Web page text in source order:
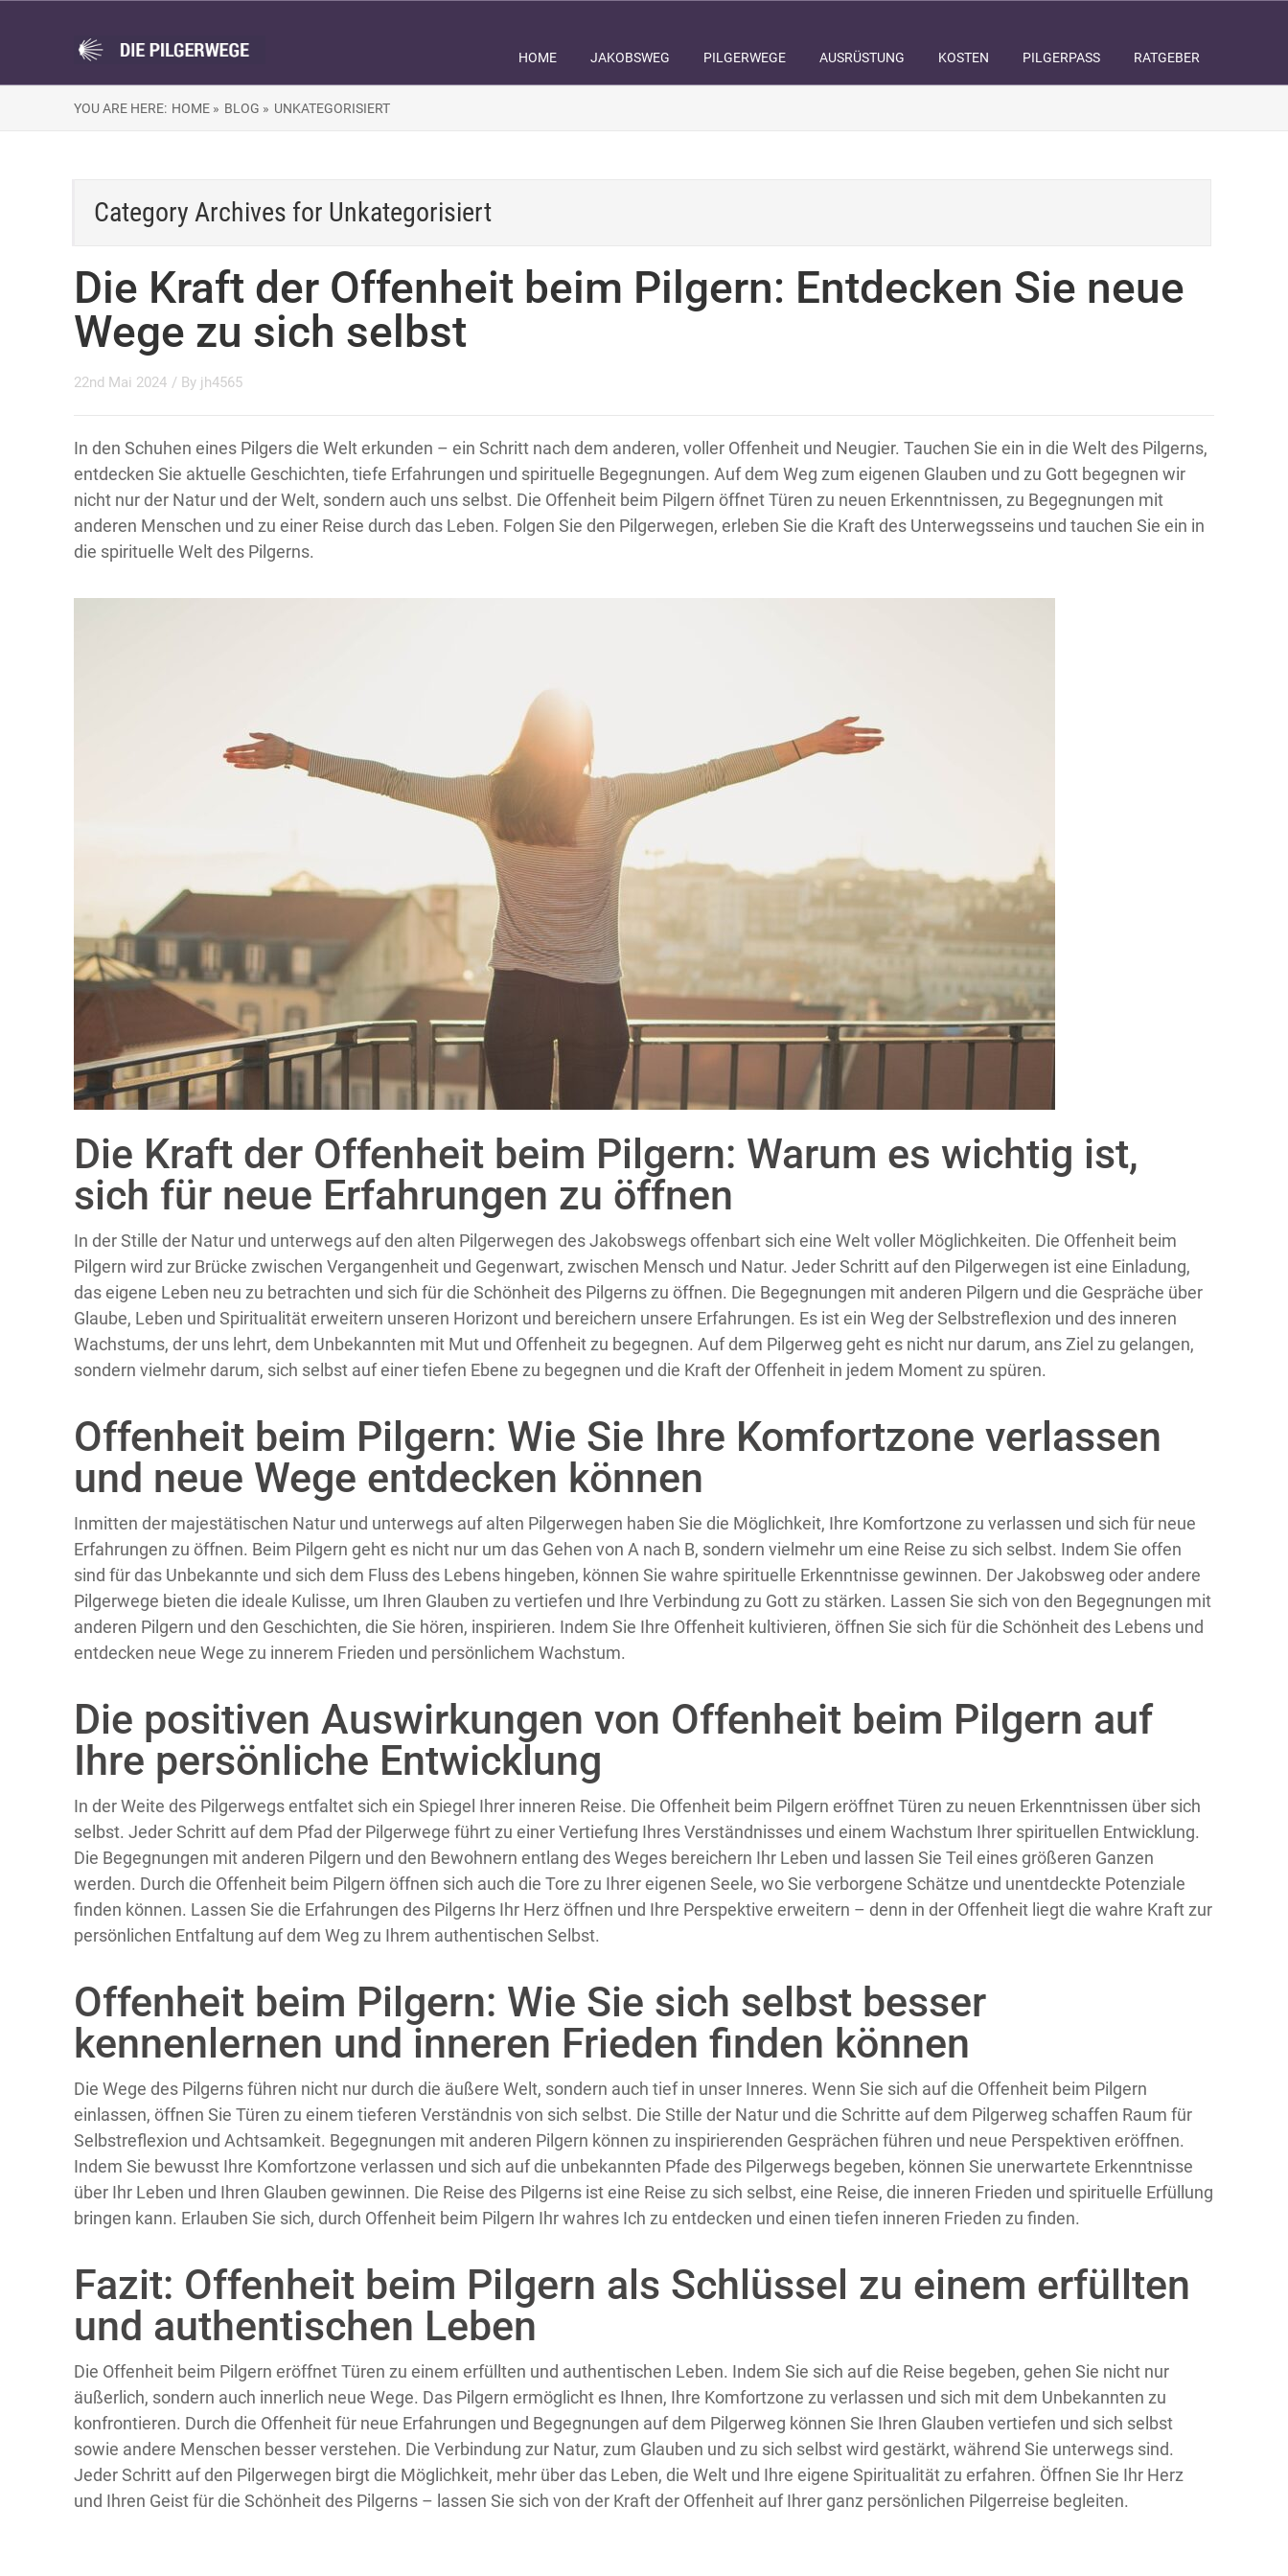
HOME JAKOBSWEG PILGERWEGE AUSRÜSTUNG KOSTEN PILGERPASS RATGEBER
YOU ARE HERE: HOME » BLOG » UNKATEGORISIERT
Category Archives for Unkategorisiert
Die Kraft der Offenheit beim Pilgern: Entdecken Sie neue
Wege zu sich selbst
22nd Mai 2024 / By jh4565
In den Schuhen eines Pilgers die Welt erkunden – ein Schritt nach dem anderen, voller Offenheit und Neugier. Tauchen Sie ein in die Welt des Pilgerns,
entdecken Sie aktuelle Geschichten, tiefe Erfahrungen und spirituelle Begegnungen. Auf dem Weg zum eigenen Glauben und zu Gott begegnen wir
nicht nur der Natur und der Welt, sondern auch uns selbst. Die Offenheit beim Pilgern öffnet Türen zu neuen Erkenntnissen, zu Begegnungen mit
anderen Menschen und zu einer Reise durch das Leben. Folgen Sie den Pilgerwegen, erleben Sie die Kraft des Unterwegsseins und tauchen Sie ein in
die spirituelle Welt des Pilgerns.
Die Kraft der Offenheit beim Pilgern: Warum es wichtig ist,
sich für neue Erfahrungen zu öffnen
In der Stille der Natur und unterwegs auf den alten Pilgerwegen des Jakobswegs offenbart sich eine Welt voller Möglichkeiten. Die Offenheit beim
Pilgern wird zur Brücke zwischen Vergangenheit und Gegenwart, zwischen Mensch und Natur. Jeder Schritt auf den Pilgerwegen ist eine Einladung,
das eigene Leben neu zu betrachten und sich für die Schönheit des Pilgerns zu öffnen. Die Begegnungen mit anderen Pilgern und die Gespräche über
Glaube, Leben und Spiritualität erweitern unseren Horizont und bereichern unsere Erfahrungen. Es ist ein Weg der Selbstreflexion und des inneren
Wachstums, der uns lehrt, dem Unbekannten mit Mut und Offenheit zu begegnen. Auf dem Pilgerweg geht es nicht nur darum, ans Ziel zu gelangen,
sondern vielmehr darum, sich selbst auf einer tiefen Ebene zu begegnen und die Kraft der Offenheit in jedem Moment zu spüren.
Offenheit beim Pilgern: Wie Sie Ihre Komfortzone verlassen
und neue Wege entdecken können
Inmitten der majestätischen Natur und unterwegs auf alten Pilgerwegen haben Sie die Möglichkeit, Ihre Komfortzone zu verlassen und sich für neue
Erfahrungen zu öffnen. Beim Pilgern geht es nicht nur um das Gehen von A nach B, sondern vielmehr um eine Reise zu sich selbst. Indem Sie offen
sind für das Unbekannte und sich dem Fluss des Lebens hingeben, können Sie wahre spirituelle Erkenntnisse gewinnen. Der Jakobsweg oder andere
Pilgerwege bieten die ideale Kulisse, um Ihren Glauben zu vertiefen und Ihre Verbindung zu Gott zu stärken. Lassen Sie sich von den Begegnungen mit
anderen Pilgern und den Geschichten, die Sie hören, inspirieren. Indem Sie Ihre Offenheit kultivieren, öffnen Sie sich für die Schönheit des Lebens und
entdecken neue Wege zu innerem Frieden und persönlichem Wachstum.
Die positiven Auswirkungen von Offenheit beim Pilgern auf
Ihre persönliche Entwicklung
In der Weite des Pilgerwegs entfaltet sich ein Spiegel Ihrer inneren Reise. Die Offenheit beim Pilgern eröffnet Türen zu neuen Erkenntnissen über sich
selbst. Jeder Schritt auf dem Pfad der Pilgerwege führt zu einer Vertiefung Ihres Verständnisses und einem Wachstum Ihrer spirituellen Entwicklung.
Die Begegnungen mit anderen Pilgern und den Bewohnern entlang des Weges bereichern Ihr Leben und lassen Sie Teil eines größeren Ganzen
werden. Durch die Offenheit beim Pilgern öffnen sich auch die Tore zu Ihrer eigenen Seele, wo Sie verborgene Schätze und unentdeckte Potenziale
finden können. Lassen Sie die Erfahrungen des Pilgerns Ihr Herz öffnen und Ihre Perspektive erweitern – denn in der Offenheit liegt die wahre Kraft zur
persönlichen Entfaltung auf dem Weg zu Ihrem authentischen Selbst.
Offenheit beim Pilgern: Wie Sie sich selbst besser
kennenlernen und inneren Frieden finden können
Die Wege des Pilgerns führen nicht nur durch die äußere Welt, sondern auch tief in unser Inneres. Wenn Sie sich auf die Offenheit beim Pilgern
einlassen, öffnen Sie Türen zu einem tieferen Verständnis von sich selbst. Die Stille der Natur und die Schritte auf dem Pilgerweg schaffen Raum für
Selbstreflexion und Achtsamkeit. Begegnungen mit anderen Pilgern können zu inspirierenden Gesprächen führen und neue Perspektiven eröffnen.
Indem Sie bewusst Ihre Komfortzone verlassen und sich auf die unbekannten Pfade des Pilgerwegs begeben, können Sie unerwartete Erkenntnisse
über Ihr Leben und Ihren Glauben gewinnen. Die Reise des Pilgerns ist eine Reise zu sich selbst, eine Reise, die inneren Frieden und spirituelle Erfüllung
bringen kann. Erlauben Sie sich, durch Offenheit beim Pilgern Ihr wahres Ich zu entdecken und einen tiefen inneren Frieden zu finden.
Fazit: Offenheit beim Pilgern als Schlüssel zu einem erfüllten
und authentischen Leben
Die Offenheit beim Pilgern eröffnet Türen zu einem erfüllten und authentischen Leben. Indem Sie sich auf die Reise begeben, gehen Sie nicht nur
äußerlich, sondern auch innerlich neue Wege. Das Pilgern ermöglicht es Ihnen, Ihre Komfortzone zu verlassen und sich mit dem Unbekannten zu
konfrontieren. Durch die Offenheit für neue Erfahrungen und Begegnungen auf dem Pilgerweg können Sie Ihren Glauben vertiefen und sich selbst
sowie andere Menschen besser verstehen. Die Verbindung zur Natur, zum Glauben und zu sich selbst wird gestärkt, während Sie unterwegs sind.
Jeder Schritt auf den Pilgerwegen birgt die Möglichkeit, mehr über das Leben, die Welt und Ihre eigene Spiritualität zu erfahren. Öffnen Sie Ihr Herz
und Ihren Geist für die Schönheit des Pilgerns – lassen Sie sich von der Kraft der Offenheit auf Ihrer ganz persönlichen Pilgerreise begleiten.